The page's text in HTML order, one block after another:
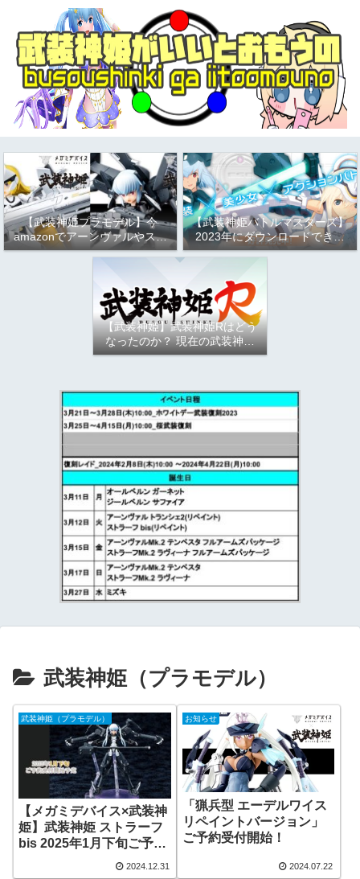
【武装神姫プラモデル】今
amazonでアーンヴァルやスト
ラーフがお得という話
【武装神姫バトルマスターズ】
2023年にダウンロードできる
か問題について
【武装神姫】武装神姫Rはどう
なったのか？ 現在の武装神姫
アーケード（バトコン）につい
武装神姫（プラモデル）
武装神姫（プラモデル）
【メガミデバイス×武装神
姫】武装神姫 ストラーフ
bis 2025年1月下旬ご予約
2024.12.31
お知らせ
「猟兵型 エーデルワイス
リペイントバージョン」
ご予約受付開始！
2024.07.22